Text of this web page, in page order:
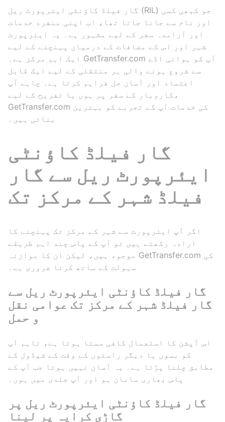
گار فیلڈ کاؤنٹی ایئرپورٹ ریل (RIL) جو کبھی کسی
اور نام سے جانا جاتا تھا، اب اپنی منفرد خدمات
اور آرامدہ سفر کے لیے مشہور ہے۔ یہ ایئرپورٹ
شہر اور اس کے مضافات کے درمیان پہنچنے کے لیے
ایک اہم مرکز ہے۔ GetTransfer.com آپ کو ہوائی اڈے
سے شروع ہونے والی ہر منتقلی کے لیے ایک قابل
اعتماد اور آسان حل فراہم کرتا ہے۔ چاہے آپ
کاروبار کے سفر پر ہوں یا تفریح کے لیے،
GetTransfer.com کی خدمات آپ کے تجربے کو بہترین
بناتی ہیں۔
گار فیلڈ کاؤنٹی
ایئرپورٹ ریل سے گار
فیلڈ شہر کے مرکز تک
اگر آپ ایئرپورٹ سے شہر کے مرکز تک پہنچنے کا
ارادہ رکھتے ہیں تو آپ کے پاس چند اہم طریقے
موجود ہیں، لیکن ان کا موازنہ GetTransfer.com کی
سہولت کے ساتھ کرنا ضروری ہے۔
گار فیلڈ کاؤنٹی ایئرپورٹ ریل سے
گار فیلڈ شہر کے مرکز تک عوامی نقل
و حمل
اس آپشن کا استعمال کافی سستا ہوتا ہے، تاہم آپ
کو بسوں یا دیگر راستوں کے وقت کے شیڈول کے
مطابق چلنا پڑتا ہے۔ یہ آسان نہیں ہوتا جب آپ کے
پاس بھاری سامان ہو اور آپ جلدی میں ہوں۔
گار فیلڈ کاؤنٹی ایئرپورٹ ریل پر
گاڑی کرایہ پر لینا